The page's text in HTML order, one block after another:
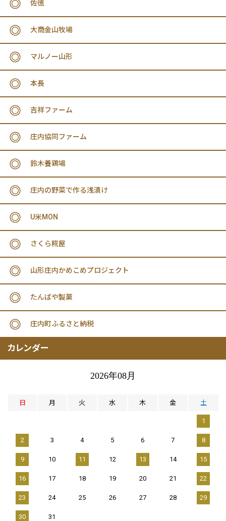
佐徳
大商金山牧場
マルノー山形
本長
吉祥ファーム
庄内協同ファーム
鈴木養鶏場
庄内の野菜で作る浅漬け
U米MON
さくら糀屋
山形庄内かめこめプロジェクト
たんばや製菓
庄内町ふるさと納税
カレンダー
2026年08月
日 月 火 水 木 金 土
1
2 3 4 5 6 7 8
9 10 11 12 13 14 15
16 17 18 19 20 21 22
23 24 25 26 27 28 29
30 31